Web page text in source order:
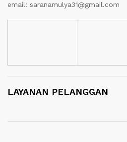
email: saranamulya31@gmail.com
LAYANAN PELANGGAN